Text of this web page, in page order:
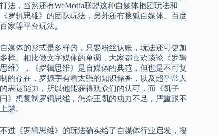
打法，当然还有WeMedia联盟这种自媒体抱团玩法和
《罗辑思维》的团队玩法，另外还有搜狐自媒体、百度
百家等平台玩法。
自媒体的形式是多样的，只要粉丝认账，玩法还可更加
多样。相比做文字媒体的单调，大家都喜欢谈论《罗辑
思维》，《罗辑思维》是自媒体的典范，但也是不可复
制的存在，罗振宇有着太强的知识储备，以及超乎常人
的表达能力，所以他能获得观众们的认可，而《凯子
曰》想复制罗辑思维，怎奈王凯的功力不足，严重跟不
上趟。
不过《罗辑思维》的玩法确实给了自媒体行业启发，搜